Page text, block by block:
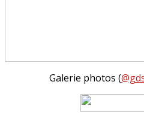
Galerie photos (